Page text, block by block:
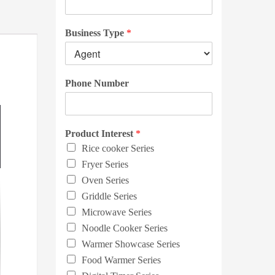
Business Type *
Phone Number
Product Interest *
Rice cooker Series
Fryer Series
Oven Series
Griddle Series
Microwave Series
Noodle Cooker Series
Warmer Showcase Series
Food Warmer Series